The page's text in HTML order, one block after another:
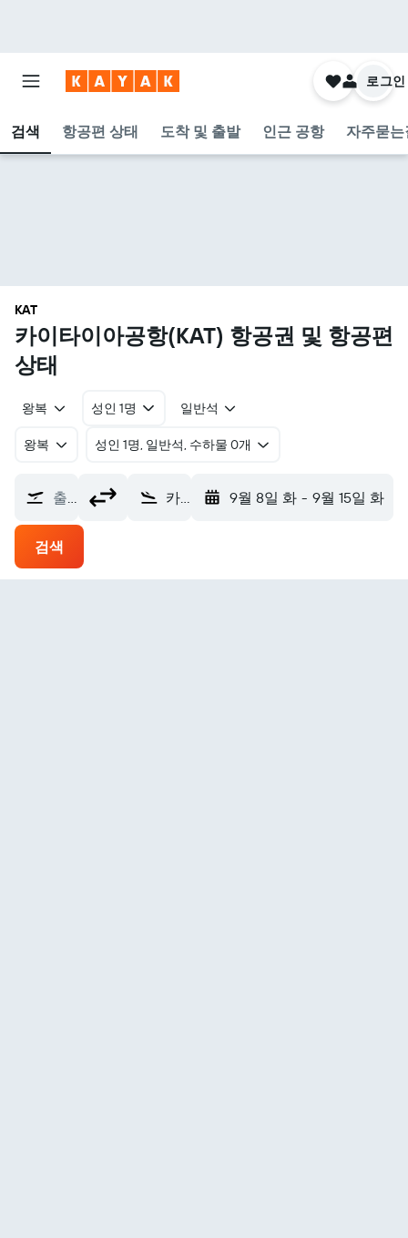
검색 항공편 상태 도착 및 출발 인근 공항 자주묻
로그인
KAT
카이타이아공항(KAT) 항공권 및 항공편
상태
왕복 성인 1명 일반석
왕복 ​성인 1명, 일반석, 수하물 0개
출발지 카이타이아공항 (KAT) 9월 8일 화 - 9월 15일 화
검색